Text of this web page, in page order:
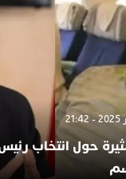
حول انتخاب